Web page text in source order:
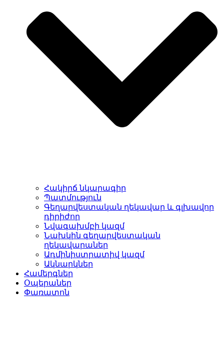
Հակիրճ նկարագիր
Պատմություն
Գեղարվեստական ղեկավար և գլխավոր
դիրիժոր
Նվագախմբի կազմ
Նախկին գեղարվեստական
ղեկավարաներ
Ադմինիստրատիվ կազմ
Ակնարկներ
Համերգներ
Օպերաներ
Փառատոն